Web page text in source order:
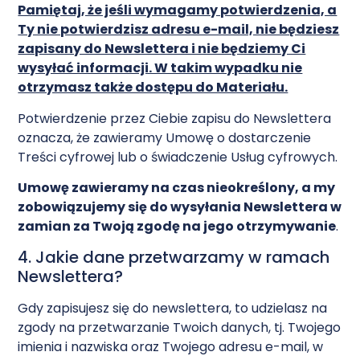
Pamiętaj, że jeśli wymagamy potwierdzenia, a
Ty nie potwierdzisz adresu e-mail, nie będziesz
zapisany do Newslettera i nie będziemy Ci
wysyłać informacji. W takim wypadku nie
otrzymasz także dostępu do Materiału.
Potwierdzenie przez Ciebie zapisu do Newslettera
oznacza, że zawieramy Umowę o dostarczenie
Treści cyfrowej lub o świadczenie Usług cyfrowych.
Umowę zawieramy na czas nieokreślony, a my
zobowiązujemy się do wysyłania Newslettera w
zamian za Twoją zgodę na jego otrzymywanie.
4. Jakie dane przetwarzamy w ramach
Newslettera?
Gdy zapisujesz się do newslettera, to udzielasz na
zgody na przetwarzanie Twoich danych, tj. Twojego
imienia i nazwiska oraz Twojego adresu e-mail, w